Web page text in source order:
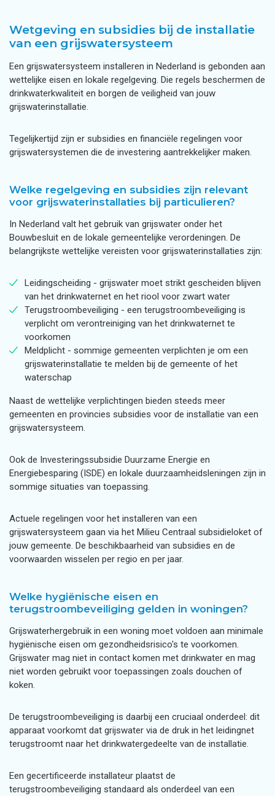
Wetgeving en subsidies bij de installatie
van een grijswatersysteem
Een grijswatersysteem installeren in Nederland is gebonden aan
wettelijke eisen en lokale regelgeving. Die regels beschermen de
drinkwaterkwaliteit en borgen de veiligheid van jouw
grijswaterinstallatie.
Tegelijkertijd zijn er subsidies en financiële regelingen voor
grijswatersystemen die de investering aantrekkelijker maken.
Welke regelgeving en subsidies zijn relevant
voor grijswaterinstallaties bij particulieren?
In Nederland valt het gebruik van grijswater onder het
Bouwbesluit en de lokale gemeentelijke verordeningen. De
belangrijkste wettelijke vereisten voor grijswaterinstallaties zijn:
Leidingscheiding - grijswater moet strikt gescheiden blijven
van het drinkwaternet en het riool voor zwart water
Terugstroombeveiliging - een terugstroombeveiliging is
verplicht om verontreiniging van het drinkwaternet te
voorkomen
Meldplicht - sommige gemeenten verplichten je om een
grijswaterinstallatie te melden bij de gemeente of het
waterschap
Naast de wettelijke verplichtingen bieden steeds meer
gemeenten en provincies subsidies voor de installatie van een
grijswatersysteem.
Ook de Investeringssubsidie Duurzame Energie en
Energiebesparing (ISDE) en lokale duurzaamheidsleningen zijn in
sommige situaties van toepassing.
Actuele regelingen voor het installeren van een
grijswatersysteem gaan via het Milieu Centraal subsidieloket of
jouw gemeente. De beschikbaarheid van subsidies en de
voorwaarden wisselen per regio en per jaar.
Welke hygiënische eisen en
terugstroombeveiliging gelden in woningen?
Grijswaterhergebruik in een woning moet voldoen aan minimale
hygiënische eisen om gezondheidsrisico's te voorkomen.
Grijswater mag niet in contact komen met drinkwater en mag
niet worden gebruikt voor toepassingen zoals douchen of
koken.
De terugstroombeveiliging is daarbij een cruciaal onderdeel: dit
apparaat voorkomt dat grijswater via de druk in het leidingnet
terugstroomt naar het drinkwatergedeelte van de installatie.
Een gecertificeerde installateur plaatst de
terugstroombeveiliging standaard als onderdeel van een